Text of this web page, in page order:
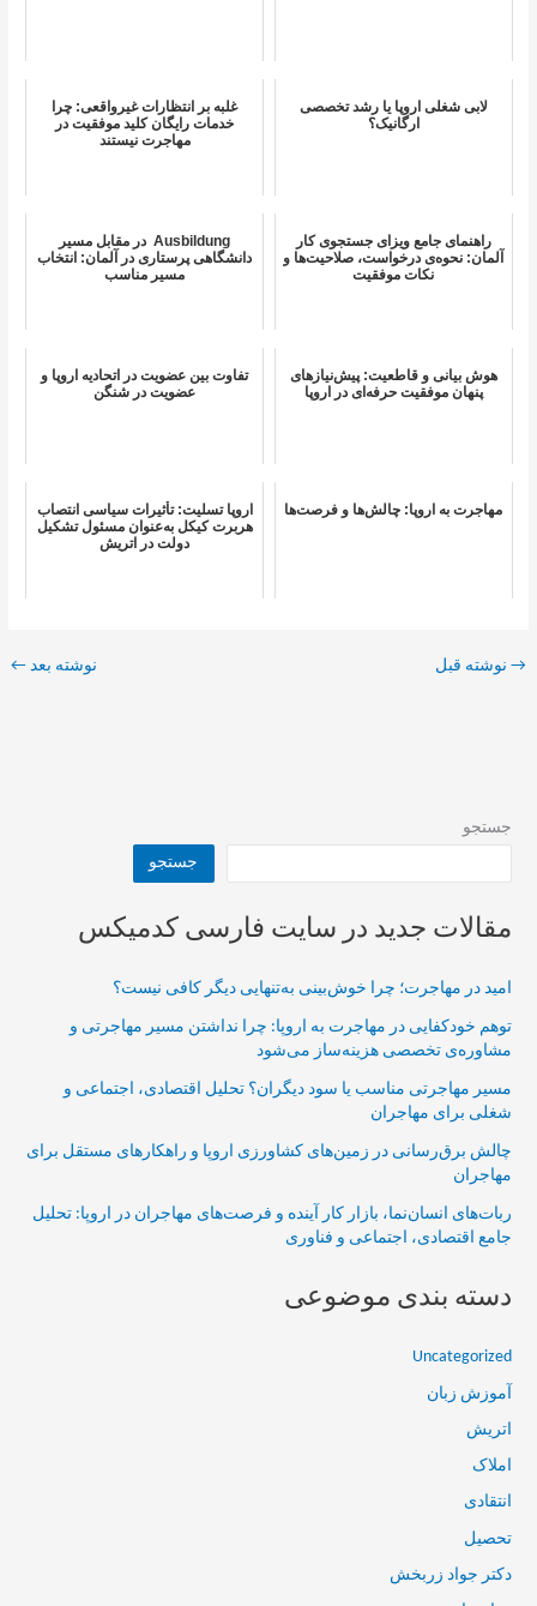
لابی شغلی اروپا یا رشد تخصصی
ارگانیک؟
غلبه بر انتظارات غیرواقعی: چرا
خدمات رایگان کلید موفقیت در
مهاجرت نیستند
راهنمای جامع ویزای جستجوی کار
آلمان: نحوه‌ی درخواست، صلاحیت‌ها و
نکات موفقیت
Ausbildung در مقابل مسیر
دانشگاهی پرستاری در آلمان: انتخاب
مسیر مناسب
هوش بیانی و قاطعیت: پیش‌نیازهای
پنهان موفقیت حرفه‌ای در اروپا
تفاوت بین عضویت در اتحادیه اروپا و
عضویت در شنگن
مهاجرت به اروپا: چالش‌ها و فرصت‌ها
اروپا تسلیت: تأثیرات سیاسی انتصاب
هربرت کیکل به‌عنوان مسئول تشکیل
دولت در اتریش
→ نوشته قبل نوشته بعد ←
جستجو
جستجو
مقالات جدید در سایت فارسی کدمیکس
امید در مهاجرت؛ چرا خوش‌بینی به‌تنهایی دیگر کافی نیست؟
توهم خودکفایی در مهاجرت به اروپا: چرا نداشتن مسیر مهاجرتی و
مشاوره‌ی تخصصی هزینه‌ساز می‌شود
مسیر مهاجرتی مناسب یا سود دیگران؟ تحلیل اقتصادی، اجتماعی و
شغلی برای مهاجران
چالش برق‌رسانی در زمین‌های کشاورزی اروپا و راهکارهای مستقل برای
مهاجران
ربات‌های انسان‌نما، بازار کار آینده و فرصت‌های مهاجران در اروپا: تحلیل
جامع اقتصادی، اجتماعی و فناوری
دسته بندی موضوعی
Uncategorized
آموزش زبان
اتریش
املاک
انتقادی
تحصیل
دکتر جواد زربخش